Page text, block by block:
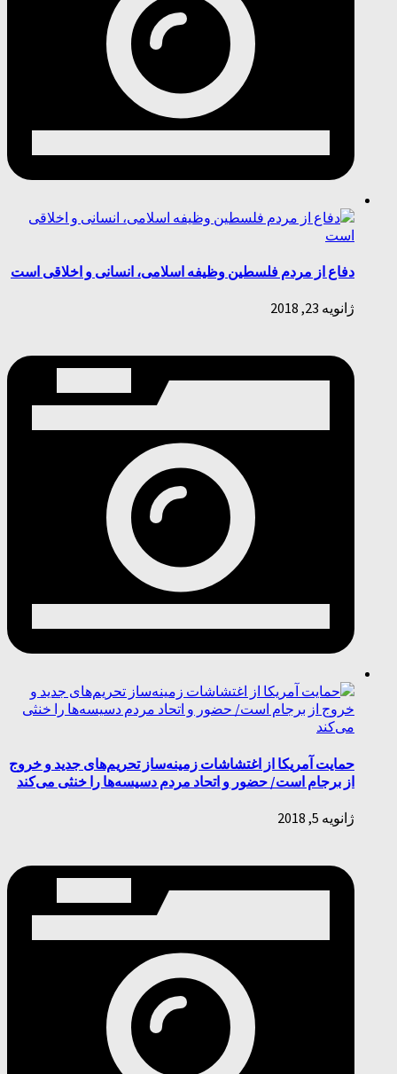
دفاع از مردم فلسطین وظیفه اسلامی، انسانی و اخلاقی است
ژانویه 23, 2018
حمایت آمریکا از اغتشاشات زمینه‌ساز تحریم‌های جدید و خروج
از برجام است/ حضور و اتحاد مردم دسیسه‌ها را خنثی می‌کند
ژانویه 5, 2018